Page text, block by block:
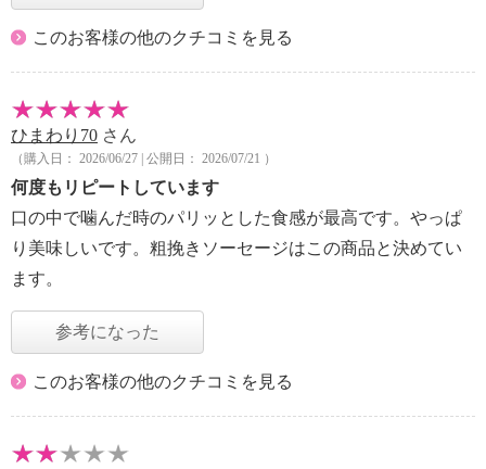
このお客様の他のクチコミを見る
ひまわり70 さん
（購入日： 2026/06/27 | 公開日： 2026/07/21 ）
何度もリピートしています
口の中で噛んだ時のパリッとした食感が最高です。やっぱ
り美味しいです。粗挽きソーセージはこの商品と決めてい
ます。
参考になった
このお客様の他のクチコミを見る